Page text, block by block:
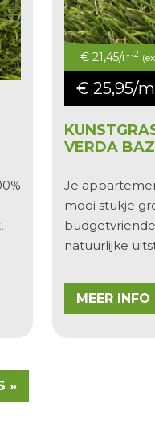
€ 21,45/m2
€ 25,95/m
VERDA
Je
mooi stukje
natuurlijke
MEER INFO
»